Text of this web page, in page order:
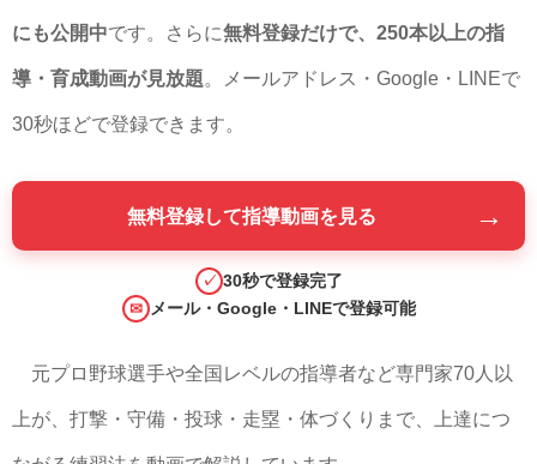
にも公開中です。さらに無料登録だけで、250本以上の指
導・育成動画が見放題。メールアドレス・Google・LINEで
30秒ほどで登録できます。
無料登録して指導動画を見る →
✓ 30秒で登録完了
✉ メール・Google・LINEで登録可能
元プロ野球選手や全国レベルの指導者など専門家70人以
上が、打撃・守備・投球・走塁・体づくりまで、上達につ